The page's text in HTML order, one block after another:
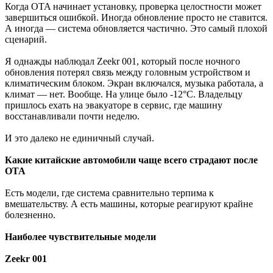
Когда OTA начинает установку, проверка целостности может
завершиться ошибкой. Иногда обновление просто не ставится.
А иногда — система обновляется частично. Это самый плохой
сценарий.
Я однажды наблюдал Zeekr 001, который после ночного
обновления потерял связь между головным устройством и
климатическим блоком. Экран включался, музыка работала, а
климат — нет. Вообще. На улице было -12°C. Владельцу
пришлось ехать на эвакуаторе в сервис, где машину
восстанавливали почти неделю.
И это далеко не единичный случай.
Какие китайские автомобили чаще всего страдают после
OTA
Есть модели, где система сравнительно терпима к
вмешательству. А есть машины, которые реагируют крайне
болезненно.
Наиболее чувствительные модели
Zeekr 001